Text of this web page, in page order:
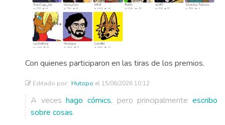
Con quienes participaron en las tiras de los premios.
Editado por: Hutopo el 15/06/2026 10:12
A veceshago cómics, pero principalmenteescribo
sobre cosas.